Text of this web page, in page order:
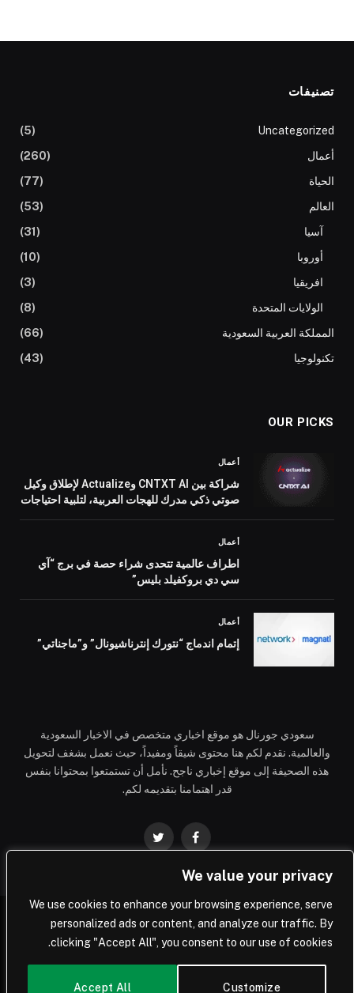
We value your privacy
We use cookies to enhance your browsing experience, serve
personalized ads or content, and analyze our traffic. By
clicking "Accept All", you consent to our use of cookies.
Customize
Accept All
تصنيفات
Uncategorized
(5)
أعمال
(260)
الحياة
(77)
العالم
(53)
آسيا
(31)
أوروبا
(10)
افريقيا
(3)
الولايات المتحدة
(8)
المملكة العربية السعودية
(66)
تكنولوجيا
(43)
OUR PICKS
أعمال
شراكة بين CNTXT AI وActualize لإطلاق وكيل
صوتي ذكي مدرك للهجات العربية، لتلبية احتياجات
أعمال
اطراف عالمية تتحدى شراء حصة في برج “آي
سي دي بروكفيلد بليس”
أعمال
إتمام اندماج “نتورك إنترناشيونال” و”ماجناتي”
سعودي جورنال هو موقع اخباري متخصص في الاخبار السعودية
والعالمية. نقدم لكم هنا محتوى شيقاً ومفيداً، حيث نعمل بشغف لتحويل
هذه الصحيفة إلى موقع إخباري ناجح. نأمل أن تستمتعوا بمحتوانا بنفس
قدر اهتمامنا بتقديمه لكم.
فيسبوكتويتر
المملكة العربية السعودية أعمال تكنولوجيا العالم